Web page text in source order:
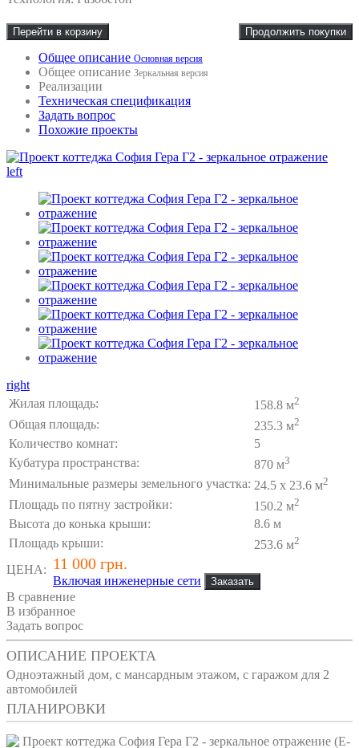
Перейти в корзину Продолжить покупки
Общее описание Основная версия
Общее описание Зеркальная версия
Реализации
Техническая спецификация
Задать вопрос
Похожие проекты
left
right
Жилая площадь:
158.8 м2
Общая площадь: 235.3 м2
Количество комнат:
5
Кубатура пространства:
870 м3
Минимальные размеры земельного участка: 24.5 x 23.6 м2
Площадь по пятну застройки: 150.2 м2
Высота до конька крыши:
8.6 м
Площадь крыши:
253.6 м2
ЦЕНА: 11 000 грн.
Включая инженерные сети
В сравнение
В избранное
Задать вопрос
ОПИСАНИЕ ПРОЕКТА
Одноэтажный дом, с мансардным этажом, с гаражом для 2
автомобилей
ПЛАНИРОВКИ